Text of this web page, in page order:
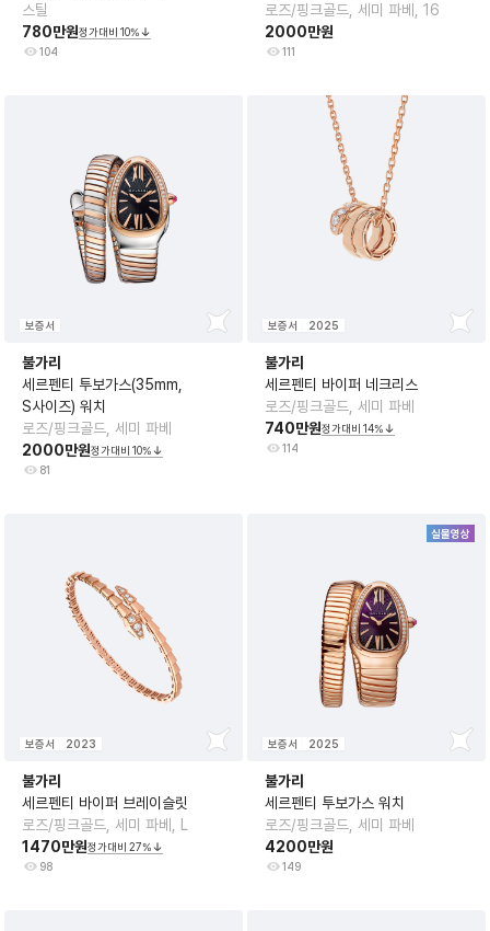
스틸
780만원정가대비 10%
104
로즈/핑크골드, 세미 파베, 16
2000만원
111
보증서
불가리
세르펜티 투보가스(35mm,
S사이즈) 워치
로즈/핑크골드, 세미 파베
2000만원정가대비 10%
81
보증서 2025
불가리
세르펜티 바이퍼 네크리스
로즈/핑크골드, 세미 파베
740만원정가대비 14%
114
보증서 2023
불가리
세르펜티 바이퍼 브레이슬릿
로즈/핑크골드, 세미 파베, L
1470만원정가대비 27%
98
실물영상
보증서 2025
불가리
세르펜티 투보가스 워치
로즈/핑크골드, 세미 파베
4200만원
149